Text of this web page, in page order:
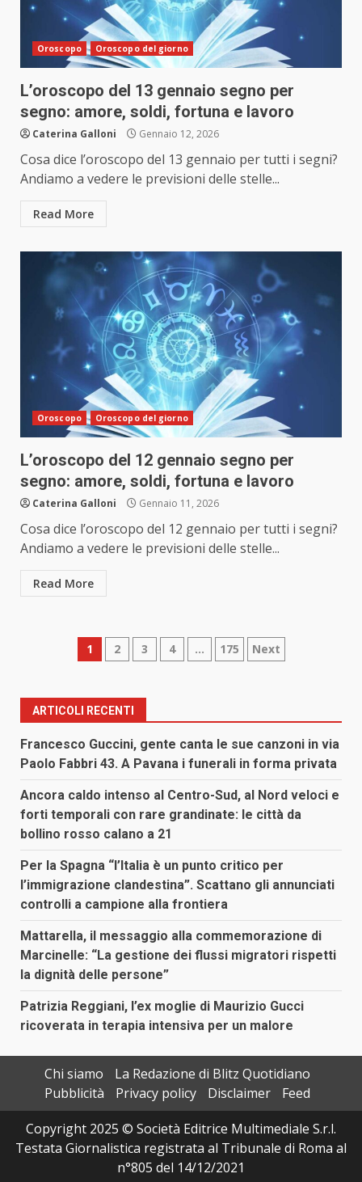
Oroscopo Oroscopo del giorno
L’oroscopo del 13 gennaio segno per
segno: amore, soldi, fortuna e lavoro
Caterina Galloni Gennaio 12, 2026
Cosa dice l’oroscopo del 13 gennaio per tutti i segni?
Andiamo a vedere le previsioni delle stelle...
Read More
Oroscopo Oroscopo del giorno
L’oroscopo del 12 gennaio segno per
segno: amore, soldi, fortuna e lavoro
Caterina Galloni Gennaio 11, 2026
Cosa dice l’oroscopo del 12 gennaio per tutti i segni?
Andiamo a vedere le previsioni delle stelle...
Read More
Paginazione
articoli
1 2 3 4 … 175 Next
ARTICOLI RECENTI
Francesco Guccini, gente canta le sue canzoni in via
Paolo Fabbri 43. A Pavana i funerali in forma privata
Ancora caldo intenso al Centro-Sud, al Nord veloci e
forti temporali con rare grandinate: le città da
bollino rosso calano a 21
Per la Spagna “l’Italia è un punto critico per
l’immigrazione clandestina”. Scattano gli annunciati
controlli a campione alla frontiera
Mattarella, il messaggio alla commemorazione di
Marcinelle: “La gestione dei flussi migratori rispetti
la dignità delle persone”
Patrizia Reggiani, l’ex moglie di Maurizio Gucci
ricoverata in terapia intensiva per un malore
Chi siamo
La Redazione di Blitz Quotidiano
Pubblicità
Privacy policy Disclaimer
Feed
Copyright 2025 © Società Editrice Multimediale S.r.l.
Testata Giornalistica registrata al Tribunale di Roma al
n°805 del 14/12/2021